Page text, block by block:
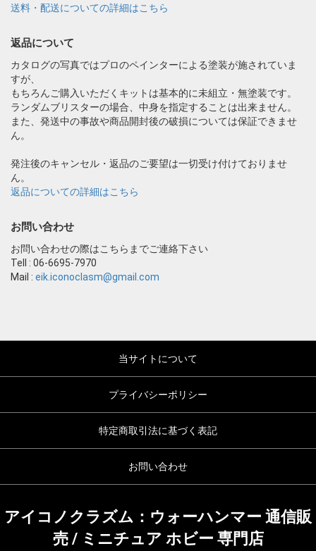
送料・配送についての詳細はこちら
返品について
カタログの写真ではプロのペインターによる塗装が施されていま
すが、
もちろんご購入いただくキットは基本的に未組立・無塗装です。
ランダムブリスターの場合、中身を指定することは出来ません。
また、発送中の事故や商品開封後の破損については保証できませ
ん。
発注後のキャンセル・返品のご要望は一切受け付けておりませ
ん。
返品についての詳細はこちら
お問い合わせ
お問い合わせの際はこちらまでご連絡下さい
Tell : 06-6695-7970
Mail : eik.iconoclasm@gmail.com
当サイトについて
プライバシーポリシー
特定商取引法に基づく表記
お問い合わせ
アイコノクラズム：ウォーハンマー 通信販
売 / ミニチュア ホビー 専門店